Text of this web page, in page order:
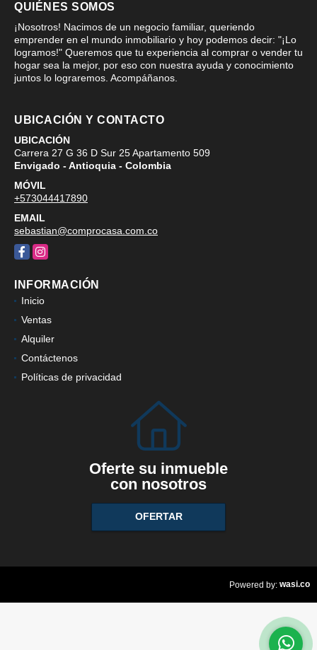
QUIÉNES SOMOS
¡Nosotros! Nacimos de un negocio familiar, queriendo
emprender en el mundo inmobiliario y hoy podemos decir: "¡Lo
logramos!" Queremos que tu experiencia al comprar o vender tu
hogar sea la mejor, por eso con nuestra ayuda y conocimiento
juntos lo lograremos. Acompáñanos.
UBICACIÓN Y CONTACTO
UBICACIÓN
Carrera 27 G 36 D Sur 25 Apartamento 509
Envigado - Antioquia - Colombia
MÓVIL
+573044417890
EMAIL
sebastian@comprocasa.com.co
FacebookInstagram
INFORMACIÓN
Inicio
Ventas
Alquiler
Contáctenos
Políticas de privacidad
Oferte su inmueble
con nosotros
OFERTAR
Powered by: wasi.co